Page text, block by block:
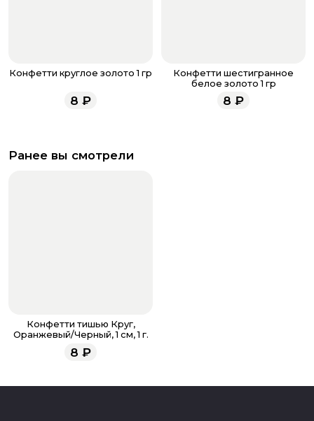
Конфетти круглое золото 1 гр
8 ₽
Конфетти шестигранное
белое золото 1 гр
8 ₽
Ранее вы смотрели
Конфетти тишью Круг,
Оранжевый/Черный, 1 см, 1 г.
8 ₽